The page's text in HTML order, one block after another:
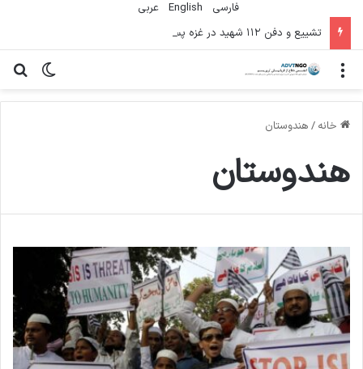
فارسی English
عربي
تشییع و دفن ۱۱۲ شهید در غزه پس از سه سال
تغییر منو
خانه / هندوستان
هندوستان